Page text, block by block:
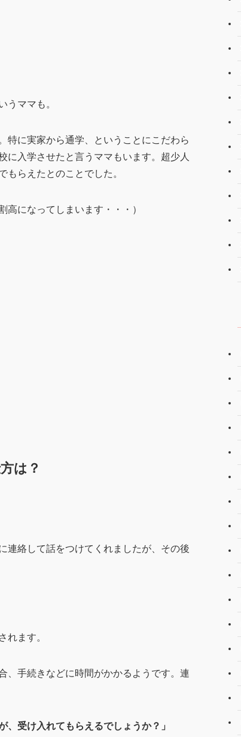
うママも。
特に実家から通学、ということにこだわら
に入学させたと言うママもいます。超少人
らえたとのことでした。
高になってしまいます・・・）
は？
連絡して話をつけてくれましたが、その後
れます。
、手続きなどに時間がかかるようです。連
、受け入れてもらえるでしょうか？」